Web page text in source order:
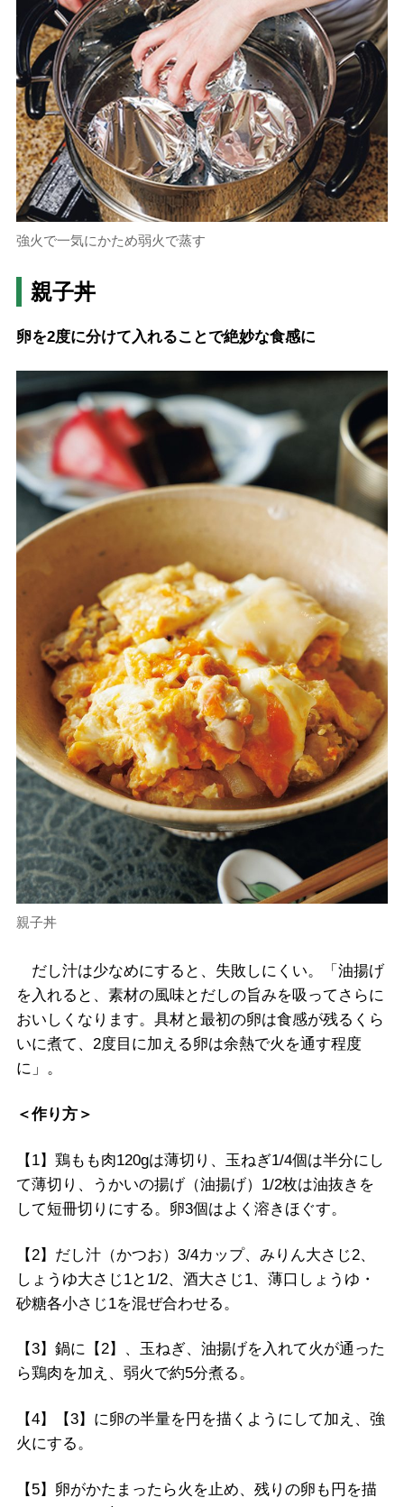
強火で一気にかため弱火で蒸す
親子丼
卵を2度に分けて入れることで絶妙な食感に
親子丼
だし汁は少なめにすると、失敗しにくい。「油揚げ
を入れると、素材の風味とだしの旨みを吸ってさらに
おいしくなります。具材と最初の卵は食感が残るくら
いに煮て、2度目に加える卵は余熱で火を通す程度
に」。
＜作り方＞
【1】鶏もも肉120gは薄切り、玉ねぎ1/4個は半分にし
て薄切り、うかいの揚げ（油揚げ）1/2枚は油抜きを
して短冊切りにする。卵3個はよく溶きほぐす。
【2】だし汁（かつお）3/4カップ、みりん大さじ2、
しょうゆ大さじ1と1/2、酒大さじ1、薄口しょうゆ・
砂糖各小さじ1を混ぜ合わせる。
【3】鍋に【2】、玉ねぎ、油揚げを入れて火が通った
ら鶏肉を加え、弱火で約5分煮る。
【4】【3】に卵の半量を円を描くようにして加え、強
火にする。
【5】卵がかたまったら火を止め、残りの卵も円を描